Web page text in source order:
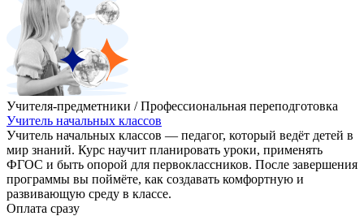
Учителя-предметники / Профессиональная переподготовка
Учитель начальных классов
Учитель начальных классов — педагог, который ведёт детей в
мир знаний. Курс научит планировать уроки, применять
ФГОС и быть опорой для первоклассников. После завершения
программы вы поймёте, как создавать комфортную и
развивающую среду в классе.
Оплата сразу